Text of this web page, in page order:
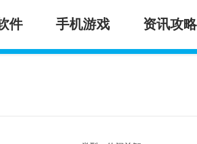
件 手机游戏 资讯攻略